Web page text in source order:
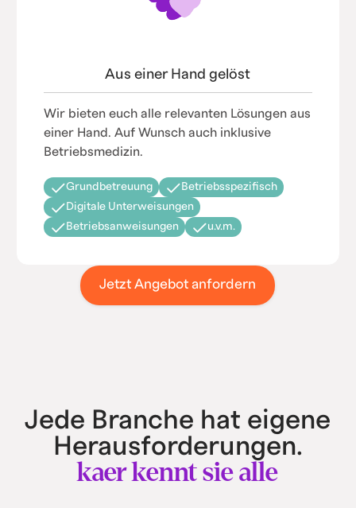
Aus einer Hand gelöst
Wir bieten euch alle relevanten Lösungen aus
einer Hand. Auf Wunsch auch inklusive
Betriebsmedizin.
Grundbetreuung
Betriebsspezifisch
Digitale Unterweisungen
Betriebsanweisungen
u.v.m.
Jetzt Angebot anfordern
Jede Branche hat eigene
Herausforderungen.
kaer kennt sie alle